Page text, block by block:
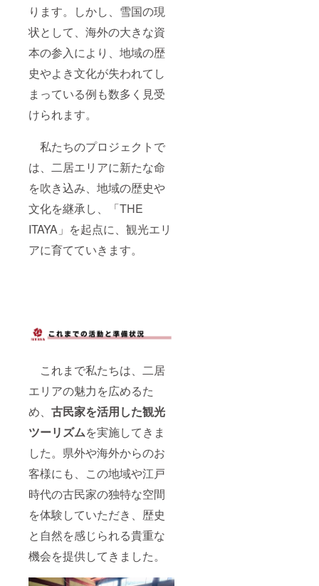
ります。しかし、雪国の現
状として、海外の大きな資
本の参入により、地域の歴
史やよき文化が失われてし
まっている例も数多く見受
けられます。
私たちのプロジェクトで
は、二居エリアに新たな命
を吹き込み、地域の歴史や
文化を継承し、「THE
ITAYA」を起点に、観光エリ
アに育てていきます。
これまで私たちは、二居
エリアの魅力を広めるた
め、 古民家を活用した観光
ツーリズムを実施してきま
した。県外や海外からのお
客様にも、この地域や江戸
時代の古民家の独特な空間
を体験していただき、歴史
と自然を感じられる貴重な
機会を提供してきました。